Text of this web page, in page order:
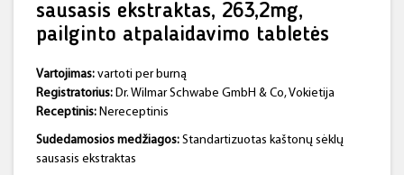
sausasis ekstraktas, 263,2mg,
pailginto atpalaidavimo tabletės
Vartojimas: vartoti per burną
Registratorius: Dr. Wilmar Schwabe GmbH & Co, Vokietija
Receptinis: Nereceptinis
Sudedamosios medžiagos: Standartizuotas kaštonų sėklų
sausasis ekstraktas